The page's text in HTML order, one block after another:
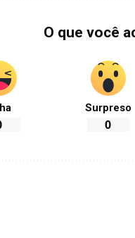
O que você
Surpreso
0